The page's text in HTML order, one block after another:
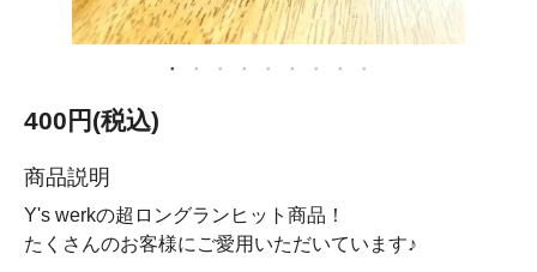
400円(税込)
商品説明
Y's werkの超ロングランヒット商品！
たくさんのお客様にご愛用いただいています♪